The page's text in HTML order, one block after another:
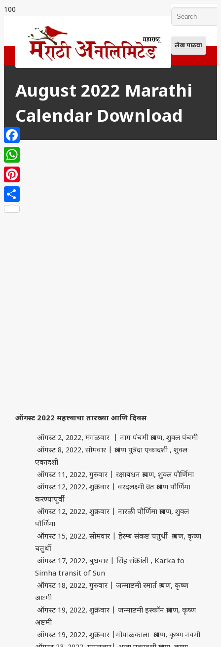
लेख पाठवा
August 2022 Marathi
Calendar Download
ऑगस्ट 2022 महत्त्वाचा तारख्या आणि दिवस
ऑगस्ट 2, 2022, मंगळवार | नाग पंचमी श्रावण, शुक्ल पंचमी
ऑगस्ट 8, 2022, सोमवार | श्रावण पुत्रदा एकादशी , शुक्ल
एकादशी
ऑगस्ट 11, 2022, गुरुवार | रक्षाबंधन श्रावण, शुक्ल पौर्णिमा
ऑगस्ट 12, 2022, शुक्रवार | वरदलक्ष्मी व्रत श्रावण पौर्णिमा
करण्यापूर्वी
ऑगस्ट 12, 2022, शुक्रवार | नारळी पौर्णिमा श्रावण, शुक्ल
पौर्णिमा
ऑगस्ट 15, 2022, सोमवार | हेरम्ब संकष्ट चतुर्थी श्रावण, कृष्ण
चतुर्थी
ऑगस्ट 17, 2022, बुधवार | सिंह संक्रांती , Karka to
Simha transit of Sun
ऑगस्ट 18, 2022, गुरुवार | जन्माष्टमी स्मार्त श्रावण, कृष्ण
अष्टमी
ऑगस्ट 19, 2022, शुक्रवार | जन्माष्टमी इस्कॉन श्रावण, कृष्ण
अष्टमी
ऑगस्ट 19, 2022, शुक्रवार |गोपाळकाला श्रावण, कृष्ण नवमी
Facebook
WhatsApp
Pinterest
Share